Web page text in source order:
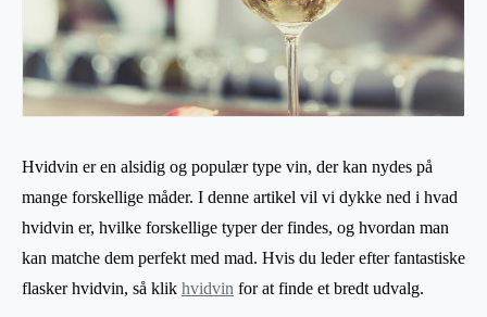
Hvidvin er en alsidig og populær type vin, der kan nydes på
mange forskellige måder. I denne artikel vil vi dykke ned i hvad
hvidvin er, hvilke forskellige typer der findes, og hvordan man
kan matche dem perfekt med mad. Hvis du leder efter fantastiske
flasker hvidvin, så klik hvidvin for at finde et bredt udvalg.